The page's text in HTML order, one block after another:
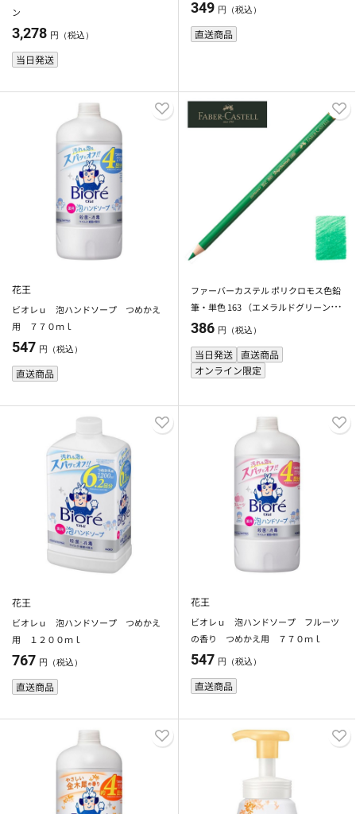
ン
3,278 円（税込）
当日発送
349 円（税込）
直送商品
花王
ビオレｕ 泡ハンドソープ つめかえ
用 ７７０ｍｌ
547 円（税込）
直送商品
ファーバーカステル ポリクロモス色鉛
筆・単色 163 （エメラルドグリーン）
110163
386 円（税込）
当日発送
直送商品
オンライン限定
花王
ビオレｕ 泡ハンドソープ つめかえ
用 １２００ｍｌ
767 円（税込）
直送商品
花王
ビオレｕ 泡ハンドソープ フルーツ
の香り つめかえ用 ７７０ｍｌ
547 円（税込）
直送商品